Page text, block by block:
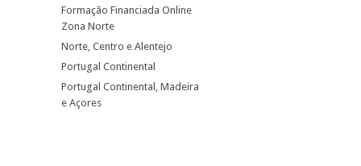
Formação Financiada Online
Zona Norte
Norte, Centro e Alentejo
Portugal Continental
Portugal Continental, Madeira
e Açores